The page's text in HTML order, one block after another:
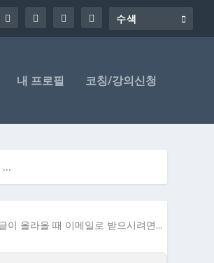
내 프로필 코칭/강의신청
이 올라올 때 이메일로 받으시려면...